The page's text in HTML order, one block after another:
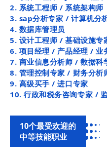
2. 系统工程师 / 系统架构师
3. sap分析专家 / 计算机
4. 数据库管理员
5. 设计工程师 / 基础设施专
6. 项目经理 / 产品经理 / 业
7. 商业信息分析师 / 数据科
8. 管理控制专家 / 财务分析
9. 高级买手 / 进口专家
10. 行政和税务咨询专家 /
10个最受欢迎的
中等技能职业